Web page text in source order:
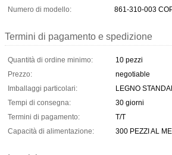
Numero di modello:
861-310-003
Termini di pagamento e spedizione
Quantità di ordine minimo:
10 pezzi
Prezzo:
negotiable
Imballaggi particolari:
LEGNO
Tempi di consegna:
30 giorni
Termini di pagamento:
T/T
Capacità di alimentazione:
300 PEZZI AL